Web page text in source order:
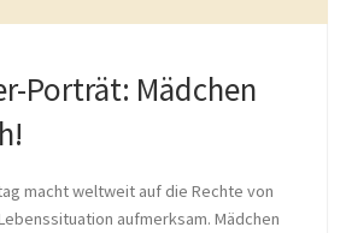
Porträt: Mädchen
macht weltweit auf die Rechte von
aufmerksam. Mädchen